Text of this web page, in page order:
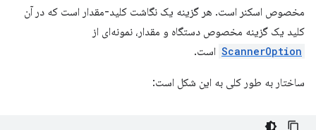
مخصوص اسکنر است. هر گزینه یک نگاشت کلید-مقدار است که در آن
کلید یک گزینه مخصوص دستگاه و مقدار، نمونه‌ای از
ScannerOption است.
ساختار به طور کلی به این شکل است: